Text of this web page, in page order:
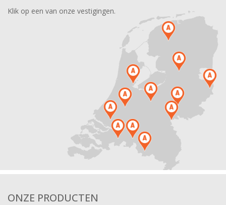
Klik op een van onze vestigingen.
ONZE PRODUCTEN